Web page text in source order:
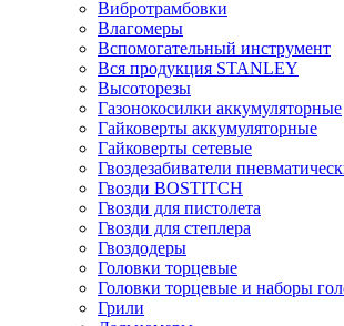
Вибротрамбовки
Влагомеры
Вспомогательный инструмент
Вся продукция STANLEY
Высоторезы
Газонокосилки аккумуляторные
Гайковерты аккумуляторные
Гайковерты сетевые
Гвоздезабиватели
Гвозди BOSTITCH
Гвозди для пистолета
Гвозди для степлера
Гвоздодеры
Головки торцевые
Головки торцевые и наборы
Грили